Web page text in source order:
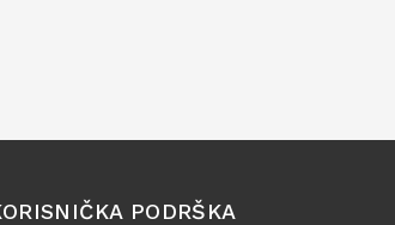
PODRŠKA